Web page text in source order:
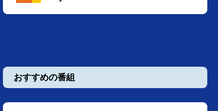
おすすめの番組